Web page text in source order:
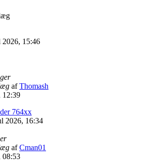
2026, 15:46
afThomash
12:39
764xx
2026, 16:34
afCman01
08:53